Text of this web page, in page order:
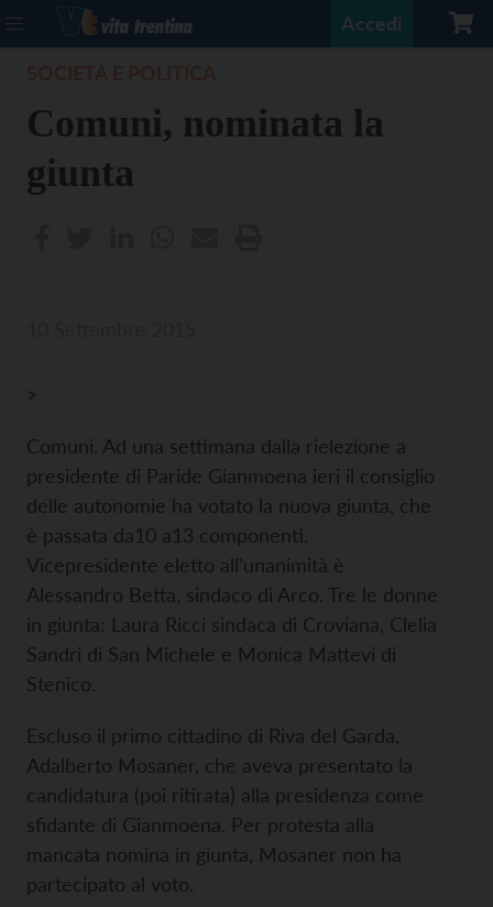
Accedi
Comuni, nominata la
giunta
>
Comuni. Ad una settimana dalla rielezione a
presidente di Paride Gianmoena ieri il consiglio
delle autonomie ha votato la nuova giunta, che
è passata da10 a13 componenti.
Vicepresidente eletto all’unanimità è
Alessandro Betta, sindaco di Arco. Tre le donne
in giunta: Laura Ricci sindaca di Croviana, Clelia
Sandri di San Michele e Monica Mattevi di
Stenico.
Escluso il primo cittadino di Riva del Garda,
Adalberto Mosaner, che aveva presentato la
candidatura (poi ritirata) alla presidenza come
sfidante di Gianmoena. Per protesta alla
mancata nomina in giunta, Mosaner non ha
partecipato al voto.